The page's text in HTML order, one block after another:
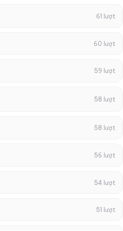
61 lượt
60 lượt
59 lượt
58 lượt
58 lượt
56 lượt
54 lượt
51 lượt